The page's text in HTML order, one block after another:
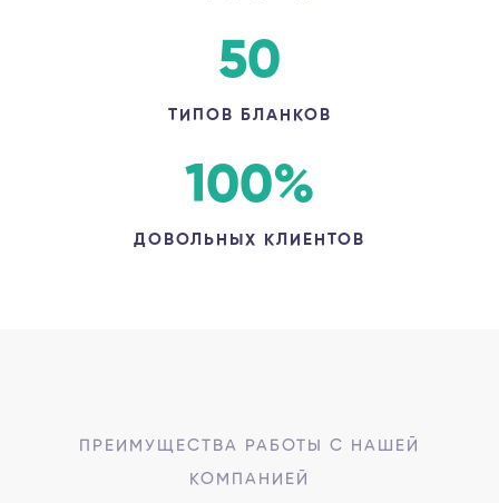
50
ТИПОВ БЛАНКОВ
100%
ДОВОЛЬНЫХ КЛИЕНТОВ
ПРЕИМУЩЕСТВА РАБОТЫ С НАШЕЙ
КОМПАНИЕЙ